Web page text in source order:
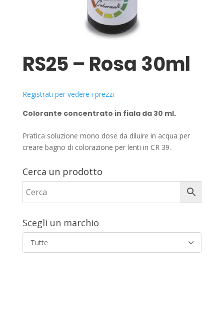
RS25 – Rosa 30ml
Registrati per vedere i prezzi
Colorante concentrato in fiala da 30 ml.
Pratica soluzione mono dose da diluire in acqua per
creare bagno di colorazione per lenti in CR 39.
Cerca un prodotto
Scegli un marchio
Tutte